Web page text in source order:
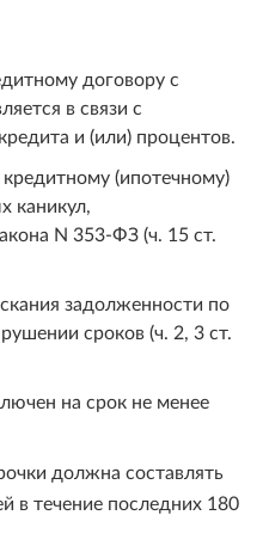
договору с
в связи с
и (или) процентов.
(ипотечному)
каникул,
N 353-ФЗ (ч. 15 ст.
задолженности по
сроков (ч. 2, 3 ст.
на срок не менее
должна составлять
в течение последних 180